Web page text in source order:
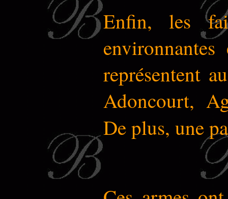
Enfin, les
représentent
Adoncourt,
De plus, une